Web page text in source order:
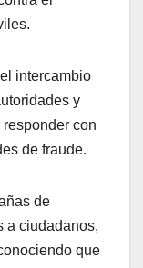
intercambio
y
con
de fraude.
de
a ciudadanos,
que